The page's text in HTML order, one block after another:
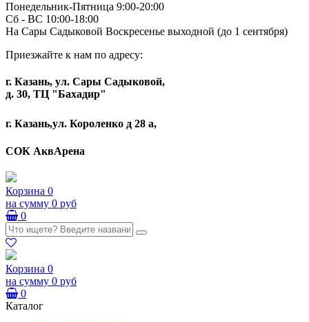
Понедельник-Пятница 9:00-20:00
Сб - ВС 10:00-18:00
На Сары Садыковой Воскресенье выходной (до 1 сентября)
Приезжайте к нам по адресу:
г. Казань, ул. Сары Садыковой,
д. 30, ТЦ "Бахадир"
г. Казань,ул. Короленко д 28 а,
СОК АквАрена
Корзина 0
на сумму 0 руб
0
Корзина 0
на сумму 0 руб
0
Каталог